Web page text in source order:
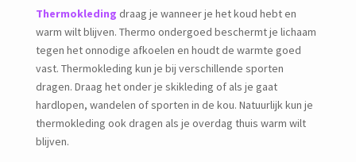
Thermokleding draag je wanneer je het koud hebt en
warm wilt blijven. Thermo ondergoed beschermt je lichaam
tegen het onnodige afkoelen en houdt de warmte goed
vast. Thermokleding kun je bij verschillende sporten
dragen. Draag het onder je skikleding of als je gaat
hardlopen, wandelen of sporten in de kou. Natuurlijk kun je
thermokleding ook dragen als je overdag thuis warm wilt
blijven.